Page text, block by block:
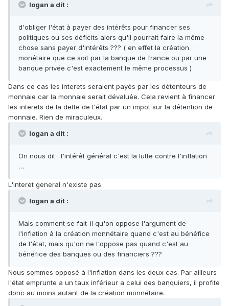
logan a dit :
d'obliger l'état à payer des intérêts pour financer ses
politiques ou ses déficits alors qu'il pourrait faire la même
chose sans payer d'intérêts ??? ( en effet la création
monétaire que ce soit par la banque de france ou par une
banque privée c'est exactement le même processus )
Dans ce cas les interets seraient payés par les détenteurs de
monnaie car la monnaie serait dévaluée. Cela revient à financer
les interets de la dette de l'état par un impot sur la détention de
monnaie. Rien de miraculeux.
logan a dit :
On nous dit : l'intérêt général c'est la lutte contre l'inflation
…
L'interet general n'existe pas.
logan a dit :
Mais comment se fait-il qu'on oppose l'argument de
l'inflation à la création monnétaire quand c'est au bénéfice
de l'état, mais qu'on ne l'oppose pas quand c'est au
bénéfice des banques ou des financiers ???
Nous sommes opposé à l'inflation dans les deux cas. Par ailleurs
l'état emprunte a un taux inférieur a celui des banquiers, il profite
donc au moins autant de la création monnétaire.